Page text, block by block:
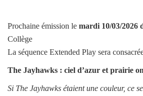
Prochaine émission le mardi 10/03/2026
Collège
La séquence Extended Play sera
The Jayhawks : ciel d’azur et prairie
Si The Jayhawks étaient une couleur, ce